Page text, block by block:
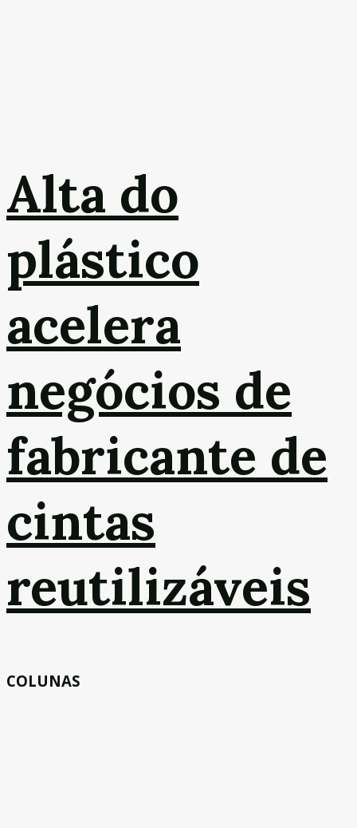
Alta do
plástico
acelera
negócios de
fabricante de
cintas
reutilizáveis
COLUNAS